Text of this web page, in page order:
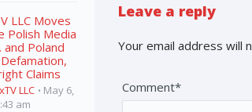
Leave a reply
Your email address will
Comment*
LLC Moves
Polish Media
and Poland
Claims
LLC
May 6,
am